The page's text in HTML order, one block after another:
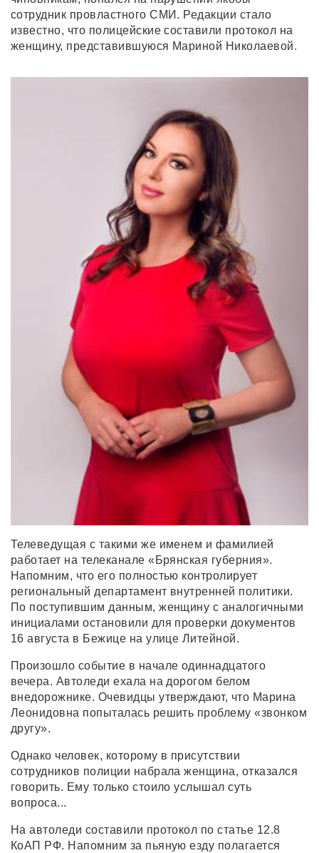
сотрудник провластного СМИ. Редакции стало
известно, что полицейские составили протокол на
женщину, представившуюся Мариной Николаевой.
Телеведущая с такими же именем и фамилией
работает на телеканале «Брянская губерния».
Напомним, что его полностью контролирует
региональный департамент внутренней политики.
По поступившим данным, женщину с аналогичными
инициалами остановили для проверки документов
16 августа в Бежице на улице Литейной.
Произошло событие в начале одиннадцатого
вечера. Автоледи ехала на дорогом белом
внедорожнике. Очевидцы утверждают, что Марина
Леонидовна попыталась решить проблему «звонком
другу».
Однако человек, которому в присутствии
сотрудников полиции набрала женщина, отказался
говорить. Ему только стоило услышал суть
вопроса...
На автоледи составили протокол по статье 12.8
КоАП РФ. Напомним за пьяную езду полагается